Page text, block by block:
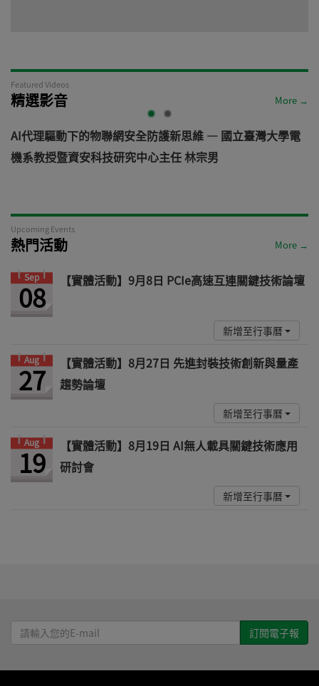
Featured Videos
精選影音 More →
AI代理驅動下的物聯網安全防護新思維 — 國立臺灣大學電
機系教授暨資安科技研究中心主任 林宗男
Upcoming Events
熱門活動 More →
Sep
08 【實體活動】9月8日 PCIe高速互連關鍵技術論壇
新增至行事曆
Aug
27
【實體活動】8月27日 先進封裝技術創新與量產
趨勢論壇
新增至行事曆
Aug
19
【實體活動】8月19日 AI無人載具關鍵技術應用
研討會
新增至行事曆
請
輸